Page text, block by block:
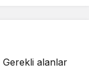
Gerekli alanlar